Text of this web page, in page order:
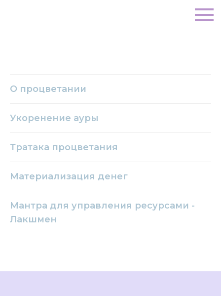
О процветании
Укоренение ауры
Тратака процветания
Материализация денег
Мантра для управления ресурсами -
Лакшмен